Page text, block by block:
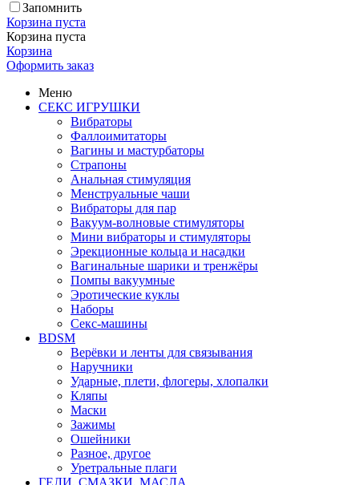
Запомнить
Корзина пуста
Корзина пуста
Корзина
Оформить заказ
Меню
СЕКС ИГРУШКИ
Вибраторы
Фаллоимитаторы
Вагины и мастурбаторы
Страпоны
Анальная стимуляция
Менструальные чаши
Вибраторы для пар
Вакуум-волновые стимуляторы
Мини вибраторы и стимуляторы
Эрекционные кольца и насадки
Вагинальные шарики и тренжёры
Помпы вакуумные
Эротические куклы
Наборы
Секс-машины
BDSM
Верёвки и ленты для связывания
Наручники
Ударные, плети, флогеры, хлопалки
Кляпы
Маски
Зажимы
Ошейники
Разное, другое
Уретральные плаги
ГЕЛИ, СМАЗКИ, МАСЛА